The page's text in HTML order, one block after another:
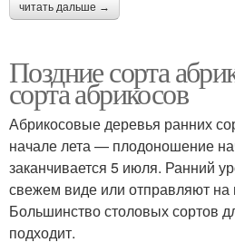
читать дальше →
Поздние сорта
сорта абрикосов
Абрикосовые деревья ранних
начале лета — плодоношение
заканчивается 5 июля. Ранний
свежем виде или отправляют на
Большинство столовых сортов
подходит.